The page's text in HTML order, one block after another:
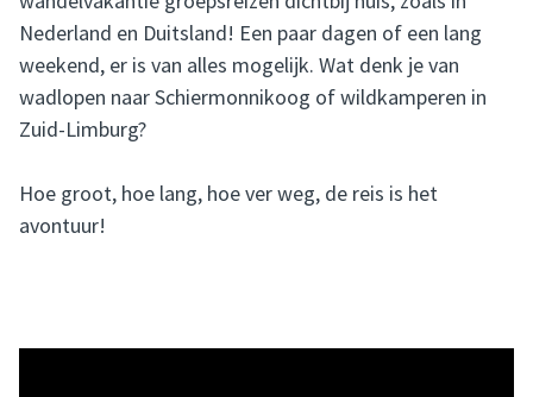
Nederland en Duitsland! Een paar dagen of een lang
weekend, er is van alles mogelijk. Wat denk je van
wadlopen naar Schiermonnikoog of wildkamperen in
Zuid-Limburg?
Hoe groot, hoe lang, hoe ver weg, de reis is het
avontuur!